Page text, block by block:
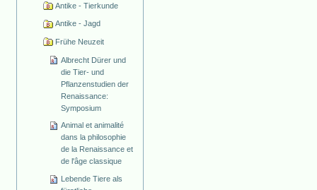
Antike - Tierkunde
Antike - Jagd
Frühe Neuzeit
Albrecht Dürer und
die Tier- und
Pflanzenstudien der
Renaissance:
Symposium
Animal et animalité
dans la philosophie
de la Renaissance et
de l'âge classique
Lebende Tiere als